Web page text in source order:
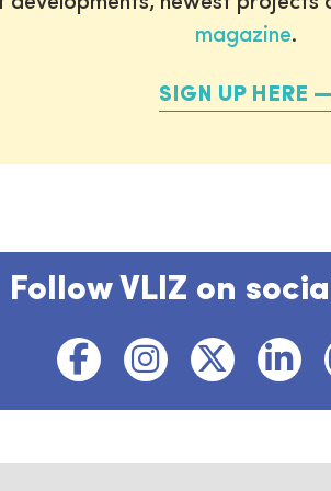
magazine.
SIGN UP HERE
Follow VLIZ on